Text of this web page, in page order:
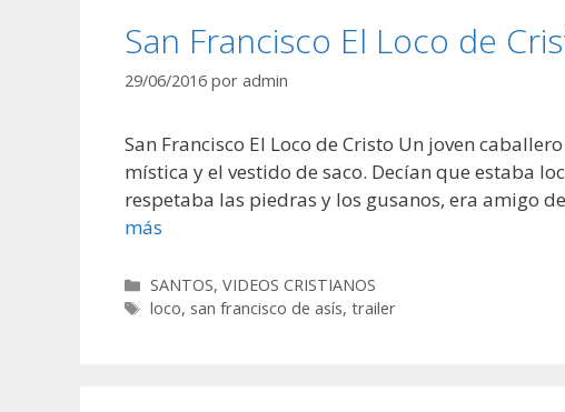
San Francisco El Loco de
29/06/2016 por admin
San Francisco El Loco de Cristo Un joven
mística y el vestido de saco. Decían que estaba
respetaba las piedras y los gusanos, era amigo
más
Categorías
SANTOS,VIDEOS CRISTIANOS
Etiquetas
loco, san francisco de asís,trailer